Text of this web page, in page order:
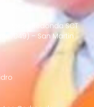
Mesa Redonda SCT
7049) – San Martin